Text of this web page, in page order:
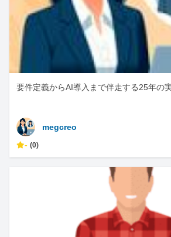
要件定義からAI導入まで伴走する25年の
megcreo
- (0)